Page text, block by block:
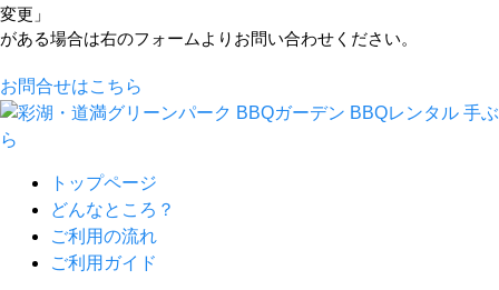
変更」
がある場合は右のフォームよりお問い合わせください。
お問合せはこちら
トップページ
どんなところ？
ご利用の流れ
ご利用ガイド